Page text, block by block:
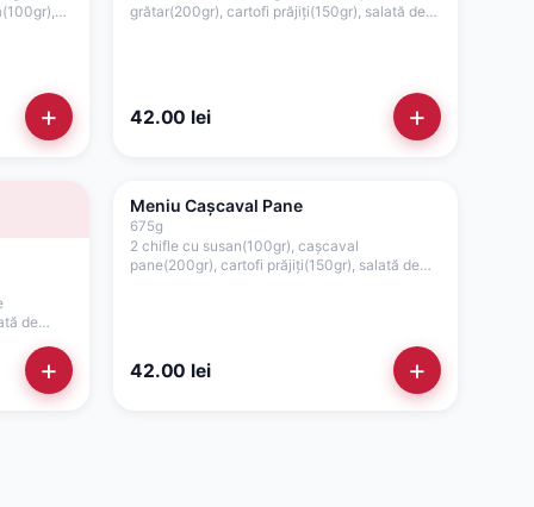
+
grătar(200gr), cartofi prăjiți(150gr), salată de
42.00 lei +
de
+
Meniu Cașcaval Pane
675g
2 chifle cu susan(100gr), cașcaval
pane(200gr), cartofi prăjiți(150gr), salată de
42.00 lei +